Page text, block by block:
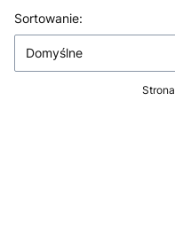
Lista produktów
Sortowanie:
Domyślne
Strona